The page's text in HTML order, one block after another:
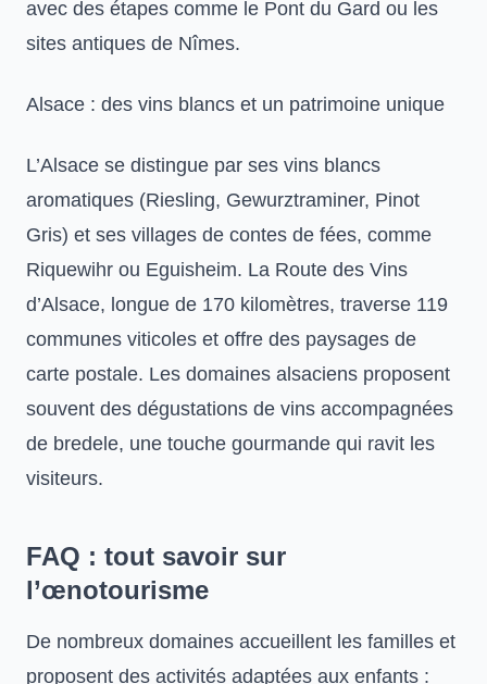
avec des étapes comme le Pont du Gard ou les
sites antiques de Nîmes.
Alsace : des vins blancs et un patrimoine unique
L’Alsace se distingue par ses vins blancs
aromatiques (Riesling, Gewurztraminer, Pinot
Gris) et ses villages de contes de fées, comme
Riquewihr ou Eguisheim. La Route des Vins
d’Alsace, longue de 170 kilomètres, traverse 119
communes viticoles et offre des paysages de
carte postale. Les domaines alsaciens proposent
souvent des dégustations de vins accompagnées
de bredele, une touche gourmande qui ravit les
visiteurs.
FAQ : tout savoir sur
l’œnotourisme
De nombreux domaines accueillent les familles et
proposent des activités adaptées aux enfants :